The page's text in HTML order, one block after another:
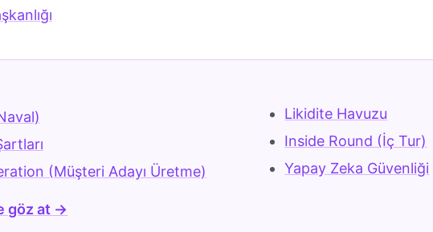
(Müşteri Adayı Üretme)
Likidite Havuzu
Inside Round (İç Tur)
Yapay Zeka Güvenliği
göz at →